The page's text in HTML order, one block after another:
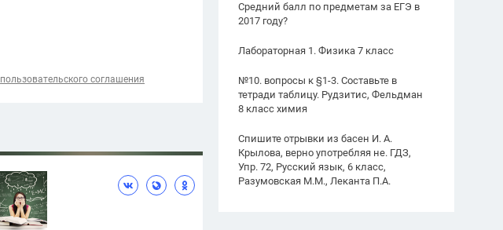
Средний балл по предметам за ЕГЭ в
2017 году?
Лабораторная 1. Физика 7 класс
№10. вопросы к §1-3. Составьте в
тетради таблицу. Рудзитис, Фельдман
8 класс химия
Спишите отрывки из басен И. А.
Крылова, верно употребляя не. ГДЗ,
Упр. 72, Русский язык, 6 класс,
Разумовская М.М., Леканта П.А.
пользовательского соглашения